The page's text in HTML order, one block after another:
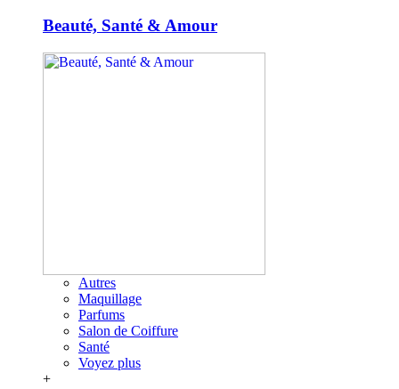
Beauté, Santé & Amour
Autres
Maquillage
Parfums
Salon de Coiffure
Santé
Voyez plus
+